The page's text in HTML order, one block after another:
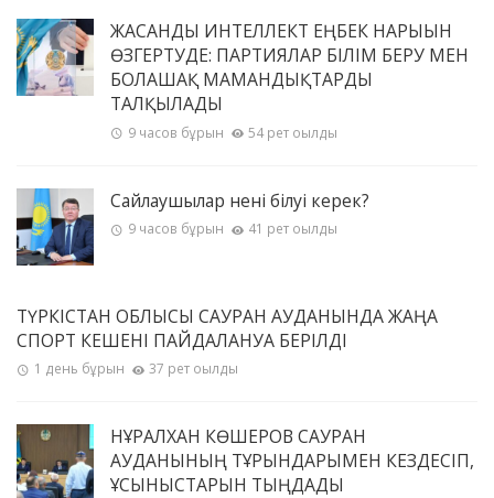
ЖАСАНДЫ ИНТЕЛЛЕКТ ЕҢБЕК НАРЫҒЫН
ӨЗГЕРТУДЕ: ПАРТИЯЛАР БІЛІМ БЕРУ МЕН
БОЛАШАҚ МАМАНДЫҚТАРДЫ
ТАЛҚЫЛАДЫ
9 часов бұрын 54 рет оқылды
Сайлаушылар нені білуі керек?
9 часов бұрын 41 рет оқылды
ТҮРКІСТАН ОБЛЫСЫ САУРАН АУДАНЫНДА ЖАҢА
СПОРТ КЕШЕНІ ПАЙДАЛАНУҒА БЕРІЛДІ
1 день бұрын 37 рет оқылды
НҰРАЛХАН КӨШЕРОВ САУРАН
АУДАНЫНЫҢ ТҰРҒЫНДАРЫМЕН КЕЗДЕСІП,
ҰСЫНЫСТАРЫН ТЫҢДАДЫ